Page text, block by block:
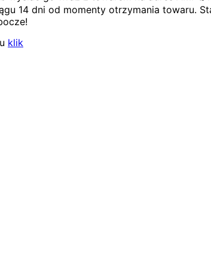
14 dni od momenty otrzymania towaru.
klik